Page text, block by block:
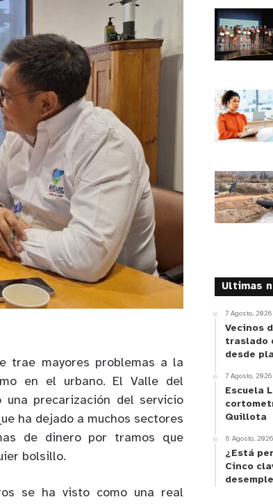
trae mayores problemas a la
en el urbano. El Valle del
precarización del servicio
ha dejado a muchos sectores
de dinero por tramos que
bolsillo.
se ha visto como una real
Ultimas
7 Agosto, 2026
Vecinos
traslado
desde
7 Agosto, 2026
Escuela
Quillota
6 Agosto, 2026
¿Está
Cinco